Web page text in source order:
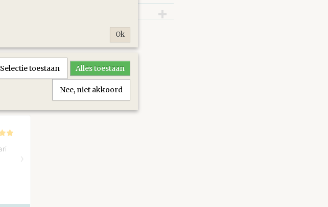
Ok
Selectie toestaan Alles toestaan
Nee, niet akkoord